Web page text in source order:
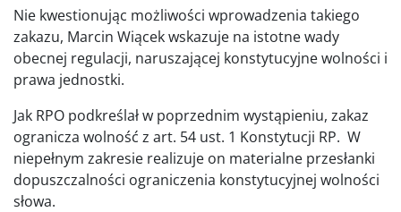
Nie kwestionując możliwości wprowadzenia takiego
zakazu, Marcin Wiącek wskazuje na istotne wady
obecnej regulacji, naruszającej konstytucyjne wolności i
prawa jednostki.
Jak RPO podkreślał w poprzednim wystąpieniu, zakaz
ogranicza wolność z art. 54 ust. 1 Konstytucji RP. W
niepełnym zakresie realizuje on materialne przesłanki
dopuszczalności ograniczenia konstytucyjnej wolności
słowa.